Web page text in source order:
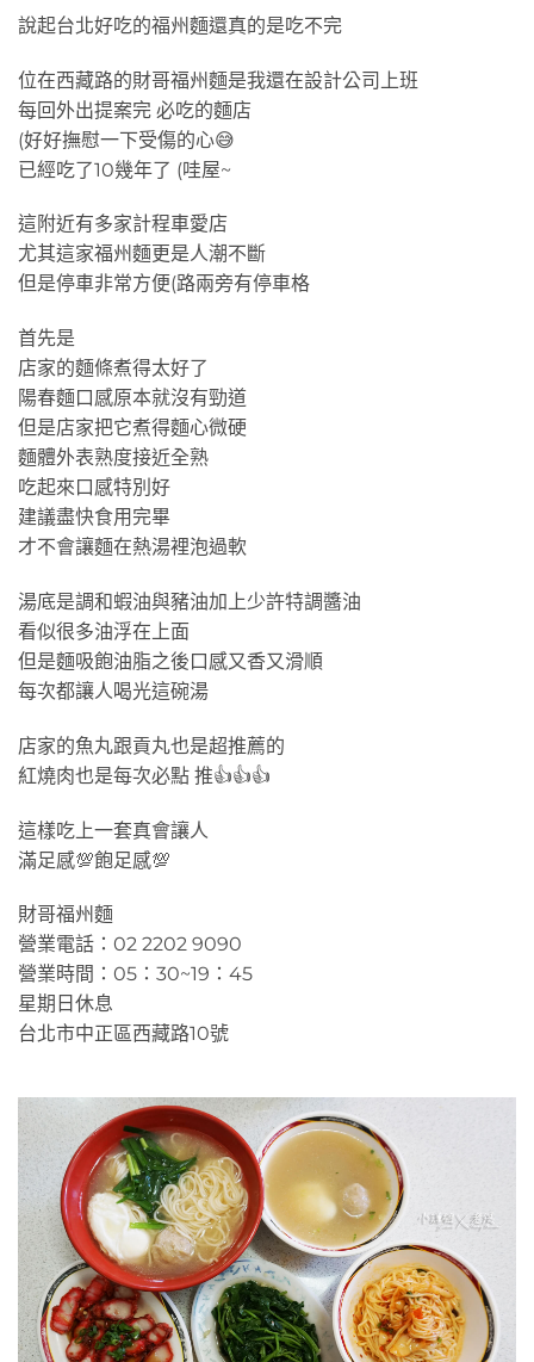
說起台北好吃的福州麵還真的是吃不完
位在西藏路的財哥福州麵是我還在設計公司上班
每回外出提案完 必吃的麵店
(好好撫慰一下受傷的心😅
已經吃了10幾年了 (哇屋~
這附近有多家計程車愛店
尤其這家福州麵更是人潮不斷
但是停車非常方便(路兩旁有停車格
首先是
店家的麵條煮得太好了
陽春麵口感原本就沒有勁道
但是店家把它煮得麵心微硬
麵體外表熟度接近全熟
吃起來口感特別好
建議盡快食用完畢
才不會讓麵在熱湯裡泡過軟
湯底是調和蝦油與豬油加上少許特調醬油
看似很多油浮在上面
但是麵吸飽油脂之後口感又香又滑順
每次都讓人喝光這碗湯
店家的魚丸跟貢丸也是超推薦的
紅燒肉也是每次必點 推👍👍👍
這樣吃上一套真會讓人
滿足感💯飽足感💯
財哥福州麵
營業電話：02 2202 9090
營業時間：05：30~19：45
星期日休息
台北市中正區西藏路10號